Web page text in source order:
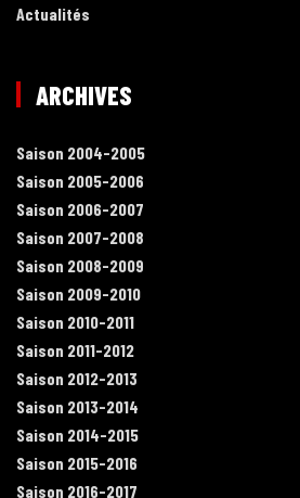
Actualités
ARCHIVES
Saison 2004-2005
Saison 2005-2006
Saison 2006-2007
Saison 2007-2008
Saison 2008-2009
Saison 2009-2010
Saison 2010-2011
Saison 2011-2012
Saison 2012-2013
Saison 2013-2014
Saison 2014-2015
Saison 2015-2016
Saison 2016-2017